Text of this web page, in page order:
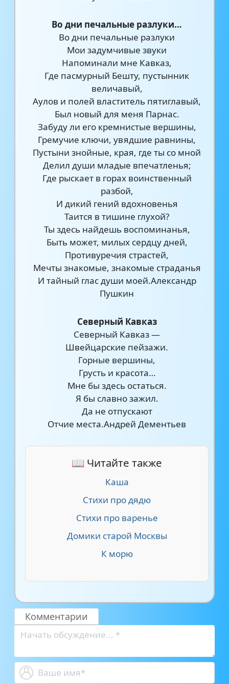
Во дни печальные разлуки…
Во дни печальные разлуки
Мои задумчивые звуки
Напоминали мне Кавказ,
Где пасмурный Бешту, пустынник
величавый,
Аулов и полей властитель пятиглавый,
Был новый для меня Парнас.
Забуду ли его кремнистые вершины,
Гремучие ключи, увядшие равнины,
Пустыни знойные, края, где ты со мной
Делил души младые впечатленья;
Где рыскает в горах воинственный
разбой,
И дикий гений вдохновенья
Таится в тишине глухой?
Ты здесь найдешь воспоминанья,
Быть может, милых сердцу дней,
Противуречия страстей,
Мечты знакомые, знакомые страданья
И тайный глас души моей.Александр
Пушкин
Северный Кавказ
Северный Кавказ —
Швейцарские пейзажи.
Горные вершины,
Грусть и красота…
Мне бы здесь остаться.
Я бы славно зaжил.
Да не отпускают
Отчие места.Андрей Дементьев
📖 Читайте также
Каша
Стихи про дядю
Стихи про варенье
Домики старой Москвы
К морю
Комментарии